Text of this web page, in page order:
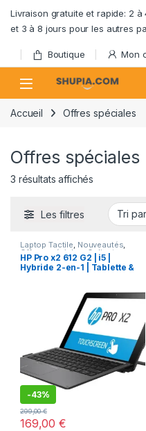
Livraison gratuite et rapide: 2 à
et 3 à 8 jours pour les autres
Boutique Mon
Open
Accueil Offres spéciales
Offres spéciales
3 résultats affichés
Les filtres
Laptop Tactile, Nouveautés,
Offres spéciales, Ordinateurs
HP,ORDINATEURS PORTABLES
Ordinateurs portables
d’occasion
HP Pro x2 612 G2 | i5 |
Hybride 2-en-1 | Tablette &
-43%
169,00€
299,00€